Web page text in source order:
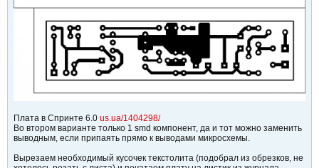
Плата в Спринте 6.0 us.ua/1404298/
Во втором варианте только 1 smd компонент, да и тот можно заменить
выводным, если припаять прямо к выводами микросхемы.
Вырезаем необходимый кусочек текстолита (подобрал из обрезков, не